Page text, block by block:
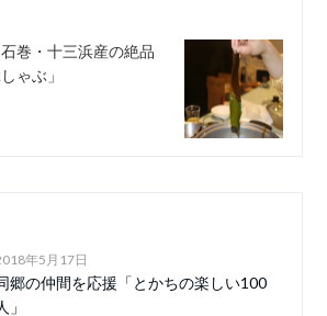
巻・十三浜産の絶品
ゃぶ」
年5月17日
郷の仲間を応援「とかちの楽しい100
」